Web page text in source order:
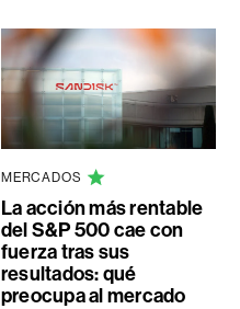
MERCADOS
La acción más rentable
del S&P 500 cae con
fuerza tras sus
resultados: qué
preocupa al mercado